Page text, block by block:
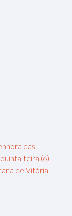
das
feira (6)
de Vitória